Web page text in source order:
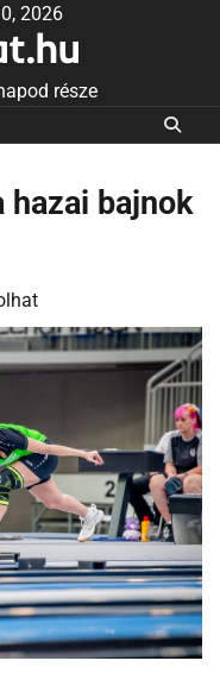
2026
része
hazai bajnok